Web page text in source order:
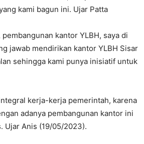
kami bagun ini. Ujar Patta
kantor YLBH, saya di
jawab mendirikan kantor YLBH Sisar
sehingga kami punya inisiatif untuk
kerja-kerja pemerintah, karena
adanya pembangunan kantor ini
Ujar Anis (19/05/2023).